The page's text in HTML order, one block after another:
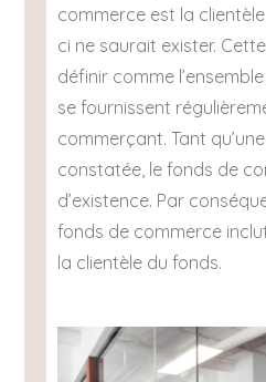
commerce est la
ci ne saurait exister.
définir comme
se fournissent
commerçant. Tant
constatée, le fonds de
d’existence. Par
fonds de commerce
la clientèle du fonds.